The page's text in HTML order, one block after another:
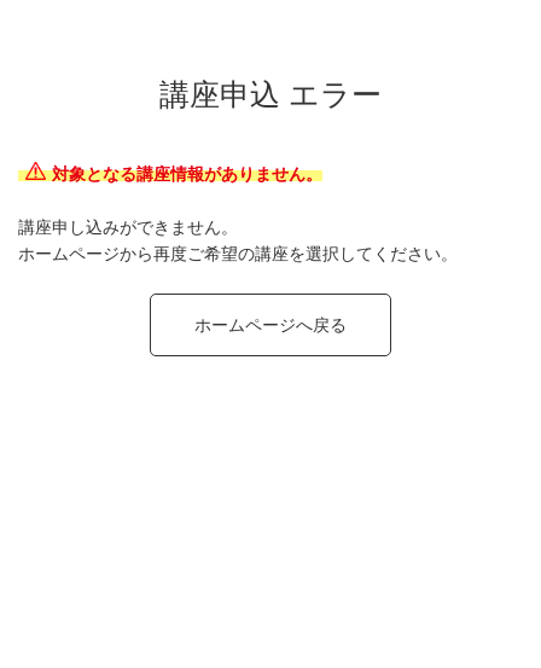
講座申込 エラー
対象となる講座情報がありません。
講座申し込みができません。
ホームページから再度ご希望の講座を選択してください。
ホームページへ戻る